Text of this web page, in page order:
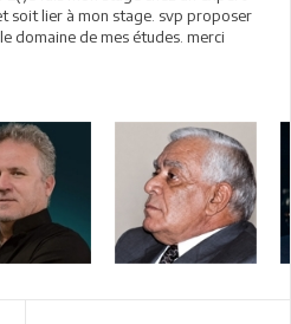
soit lier à mon stage. svp proposer
domaine de mes études. merci